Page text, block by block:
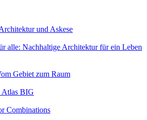
und Askese
alle: Nachhaltige Architektur für ein Leben
Gebiet zum Raum
Atlas BIG
Combinations